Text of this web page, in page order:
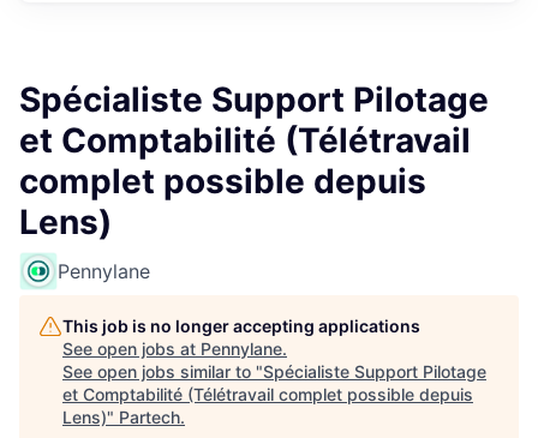
Spécialiste Support Pilotage
et Comptabilité (Télétravail
complet possible depuis
Lens)
Pennylane
This job is no longer accepting applications
See open jobs at Pennylane.
See open jobs similar to "Spécialiste Support Pilotage
et Comptabilité (Télétravail complet possible depuis
Lens)" Partech.